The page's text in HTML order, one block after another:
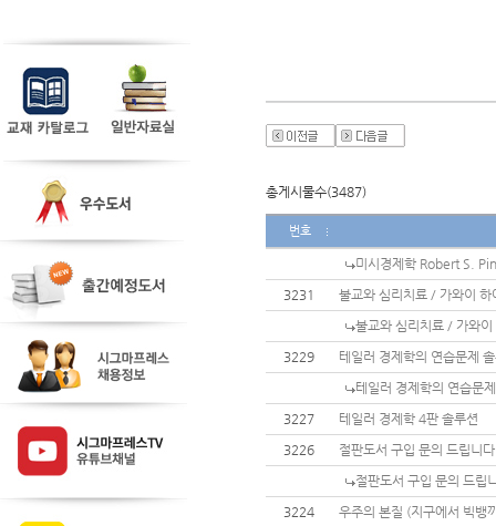
총게시물수(3487)
번호
미시경제학 Robert S.
3231
불교와 심리치료 / 가와이 하
불교와 심리치료 / 가와
3229
테일러 경제학의 연습문제
테일러 경제학의 연습문
3227
테일러 경제학 4판 솔루션
3226
절판도서 구입 문의 드립니
절판도서 구입 문의 드립
3224
우주의 본질 (지구에서 빅뱅